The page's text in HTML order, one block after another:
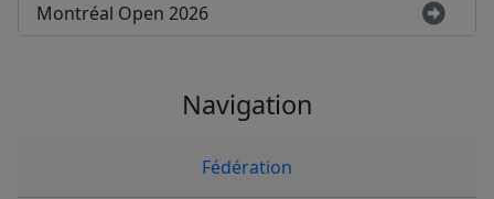
Montréal Open 2026
Navigation
Fédération